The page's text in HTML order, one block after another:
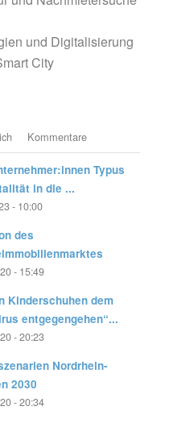
und Digitalisierung
City
Kommentare
Typus
in die ...
- 10:00
des
- 15:49
Kinderschuhen dem
entgegengehen“...
- 20:23
Nordrhein-
2030
- 20:34